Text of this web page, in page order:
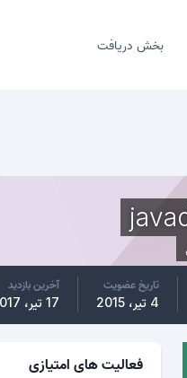
بخش دریافت
تاریخ عضویت
4 تیر، 2015
آخرین بازدید
17 تیر، 2017
فعالیت های امتیازی